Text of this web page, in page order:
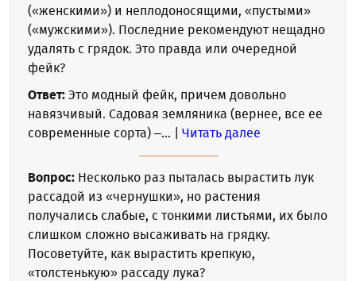
(«женскими») и неплодоносящими, «пустыми»
(«мужскими»). Последние рекомендуют нещадно
удалять с грядок. Это правда или очередной
фейк?
Ответ: Это модный фейк, причем довольно
навязчивый. Садовая земляника (вернее, все ее
современные сорта) –... |Читать далее
Вопрос: Несколько раз пыталась вырастить лук
рассадой из «чернушки», но растения
получались слабые, с тонкими листьями, их было
слишком сложно высаживать на грядку.
Посоветуйте, как вырастить крепкую,
«толстенькую» рассаду лука?